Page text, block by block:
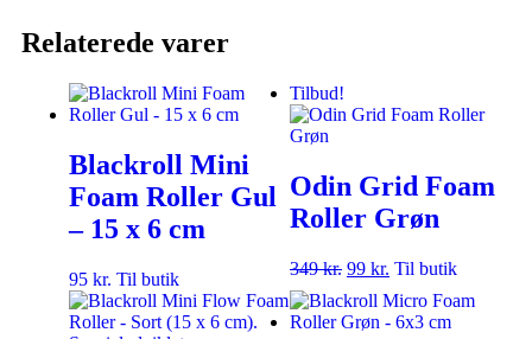
Relaterede varer
Blackroll Mini
Foam Roller Gul
– 15 x 6 cm
95 kr. Til butik
Tilbud!
Odin Grid Foam
Roller Grøn
349kr. 99 kr. Til butik